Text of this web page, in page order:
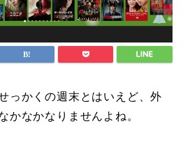
っかくの週末とはいえど、外
かなかなりませんよね。